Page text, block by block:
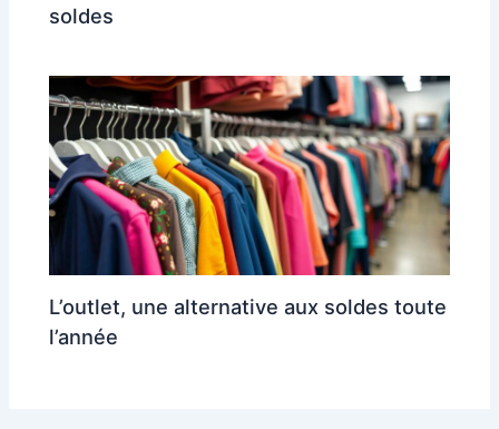
soldes
L’outlet, une alternative aux soldes toute
l’année